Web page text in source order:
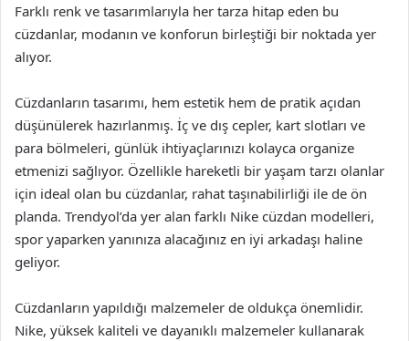
Farklı renk ve tasarımlarıyla her tarza hitap eden bu
cüzdanlar, modanın ve konforun birleştiği bir noktada yer
alıyor.
Cüzdanların tasarımı, hem estetik hem de pratik açıdan
düşünülerek hazırlanmış. İç ve dış cepler, kart slotları ve
para bölmeleri, günlük ihtiyaçlarınızı kolayca organize
etmenizi sağlıyor. Özellikle hareketli bir yaşam tarzı olanlar
için ideal olan bu cüzdanlar, rahat taşınabilirliği ile de ön
planda. Trendyol’da yer alan farklı Nike cüzdan modelleri,
spor yaparken yanınıza alacağınız en iyi arkadaşı haline
geliyor.
Cüzdanların yapıldığı malzemeler de oldukça önemlidir.
Nike, yüksek kaliteli ve dayanıklı malzemeler kullanarak